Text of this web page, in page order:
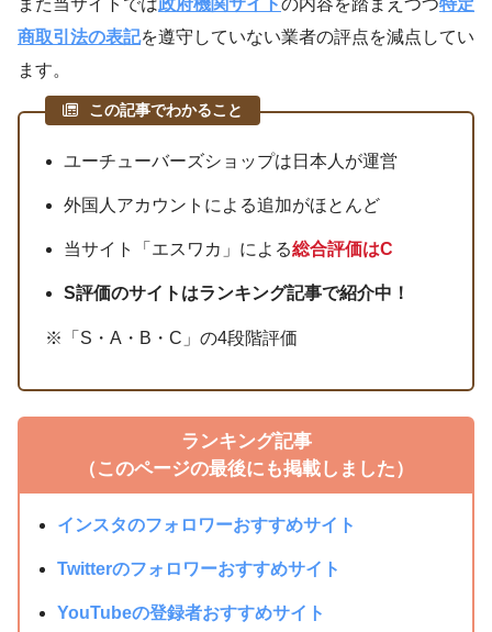
商取引法の表記を遵守していない業者の評点を減点してい
ます。
この記事でわかること
ユーチューバーズショップは日本人が運営
外国人アカウントによる追加がほとんど
当サイト「エスワカ」による総合評価はC
S評価のサイトはランキング記事で紹介中！
※「S・A・B・C」の4段階評価
ランキング記事
（このページの最後にも掲載しました）
インスタのフォロワーおすすめサイト
Twitterのフォロワーおすすめサイト
YouTubeの登録者おすすめサイト